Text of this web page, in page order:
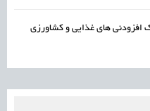
های غذایی و کشاورزی